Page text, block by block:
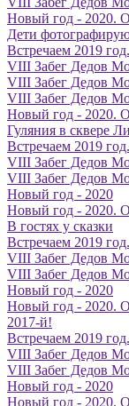
Новый год - 2020.
Дети
Встречаем 2019
VIII Забег Дедов
VIII Забег Дедов
VIII Забег Дедов
Новый год - 2020.
Гуляния в сквере
Встречаем 2019
VIII Забег Дедов
VIII Забег Дедов
Новый год - 2020
Новый год - 2020.
В гостях у сказки
Встречаем 2019
VIII Забег Дедов
VIII Забег Дедов
Новый год - 2020
Новый год - 2020.
2017-й!
Встречаем 2019
VIII Забег Дедов
VIII Забег Дедов
Новый год - 2020
Новый год - 2020.